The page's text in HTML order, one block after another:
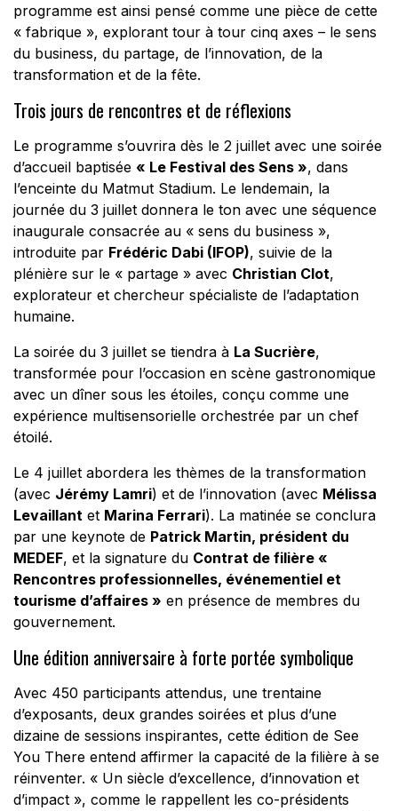
programme est ainsi pensé comme une pièce de cette
« fabrique », explorant tour à tour cinq axes – le sens
du business, du partage, de l’innovation, de la
transformation et de la fête.
Trois jours de rencontres et de réflexions
Le programme s’ouvrira dès le 2 juillet avec une soirée
d’accueil baptisée « Le Festival des Sens », dans
l’enceinte du Matmut Stadium. Le lendemain, la
journée du 3 juillet donnera le ton avec une séquence
inaugurale consacrée au « sens du business »,
introduite par Frédéric Dabi (IFOP), suivie de la
plénière sur le « partage » avec Christian Clot,
explorateur et chercheur spécialiste de l’adaptation
humaine.
La soirée du 3 juillet se tiendra à La Sucrière,
transformée pour l’occasion en scène gastronomique
avec un dîner sous les étoiles, conçu comme une
expérience multisensorielle orchestrée par un chef
étoilé.
Le 4 juillet abordera les thèmes de la transformation
(avec Jérémy Lamri) et de l’innovation (avec Mélissa
Levaillantet Marina Ferrari). La matinée se conclura
par une keynote de Patrick Martin, président du
MEDEF, et la signature du Contrat de filière «
Rencontres professionnelles, événementiel et
tourisme d’affaires » en présence de membres du
gouvernement.
Une édition anniversaire à forte portée symbolique
Avec 450 participants attendus, une trentaine
d’exposants, deux grandes soirées et plus d’une
dizaine de sessions inspirantes, cette édition de See
You There entend affirmer la capacité de la filière à se
réinventer. « Un siècle d’excellence, d’innovation et
d’impact », comme le rappellent les co-présidents